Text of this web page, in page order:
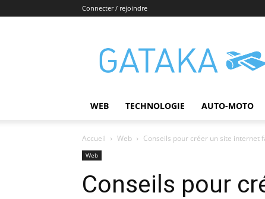
Connecter / rejoindre
WEB TECHNOLOGIE AUTO-MOTO
Accueil Web Conseils pour créer un site internet
Web
Conseils pour